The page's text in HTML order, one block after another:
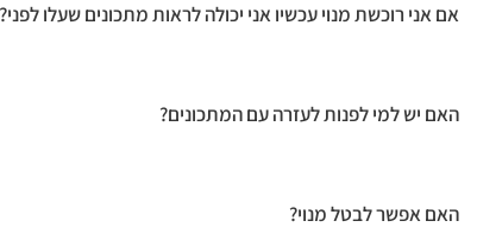
אם אני רוכשת מנוי עכשיו אני יכולה לראות מתכונים שעלו לפני?
האם יש למי לפנות לעזרה עם המתכונים?
האם אפשר לבטל מנוי?